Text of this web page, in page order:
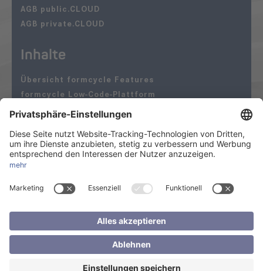
AGB public.CLOUD
AGB private.CLOUD
Inhalte
Übersicht formcycle Features
formcycle Low-Code-Plattform
Öffentliche Verwaltung
form.CLOUD
Folgen Sie uns